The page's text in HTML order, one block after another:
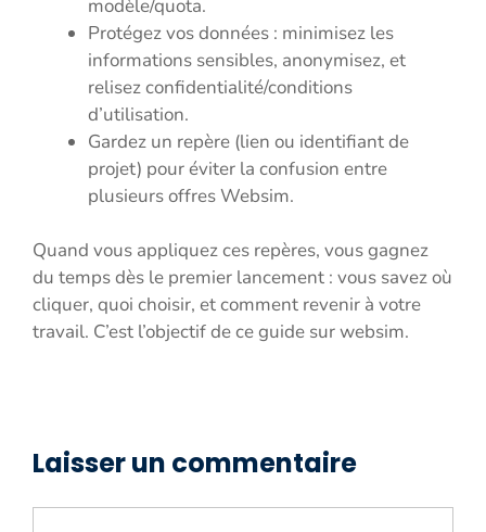
modèle/quota.
Protégez vos données : minimisez les
informations sensibles, anonymisez, et
relisez confidentialité/conditions
d’utilisation.
Gardez un repère (lien ou identifiant de
projet) pour éviter la confusion entre
plusieurs offres Websim.
Quand vous appliquez ces repères, vous gagnez
du temps dès le premier lancement : vous savez où
cliquer, quoi choisir, et comment revenir à votre
travail. C’est l’objectif de ce guide sur websim.
Laisser un commentaire